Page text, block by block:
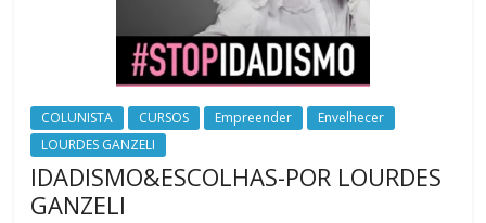
COLUNISTA CURSOS Empreender
Envelhecer
LOURDES GANZELI
IDADISMO&ESCOLHAS-POR LOURDES
GANZELI